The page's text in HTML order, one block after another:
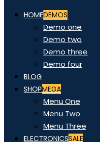
HOMEDEMOS
Demo one
Demo two
Demo three
Demo four
BLOG
SHOPMEGA
Menu One
Menu Two
Menu Three
ELECTRONICSSALE